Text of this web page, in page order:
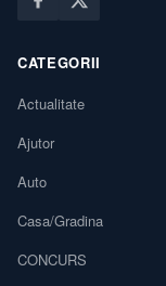
CATEGORII
Actualitate
Ajutor
Auto
Casa/Gradina
CONCURS